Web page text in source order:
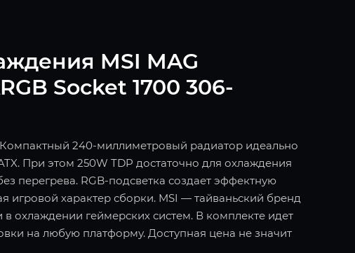
MSI MAG
Socket 1700 306-
240-миллиметровый радиатор идеально
При этом 250W TDP достаточно для охлаждения
перегрева. RGB-подсветка создает эффектную
игровой характер сборки. MSI — тайваньский бренд
охлаждении геймерских систем. В комплекте идет
на любую платформу. Доступная цена не значит